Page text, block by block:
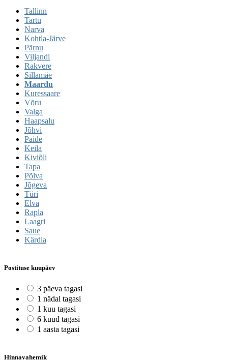
Tallinn
Tartu
Narva
Kohtla-Järve
Pärnu
Viljandi
Rakvere
Sillamäe
Maardu
Kuressaare
Võru
Valga
Haapsalu
Jõhvi
Paide
Keila
Kiviõli
Tapa
Põlva
Jõgeva
Türi
Elva
Rapla
Laagri
Saue
Kärdla
Postituse kuupäev
3 päeva tagasi
1 nädal tagasi
1 kuu tagasi
6 kuud tagasi
1 aasta tagasi
Hinnavahemik